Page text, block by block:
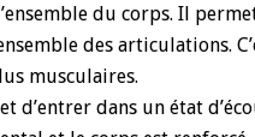
du corps. Il
des articulations.
musculaires.
d’entrer dans un état